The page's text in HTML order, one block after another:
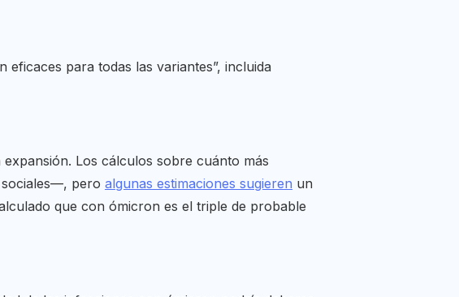
eficaces para todas las variantes”, incluida
Los cálculos sobre cuánto más
pero algunas estimaciones sugieren un
que con ómicron es el triple de probable